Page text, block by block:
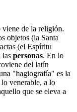
viene de la religión.
objetos (la Santa
(el Espíritu
las personas. En lo
del latín
"hagiografía" es la
venerable, a lo
que se eleva a